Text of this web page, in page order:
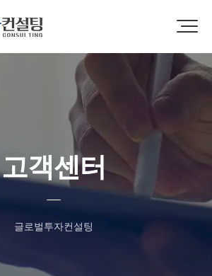
고객센터
글로벌투자컨설팅